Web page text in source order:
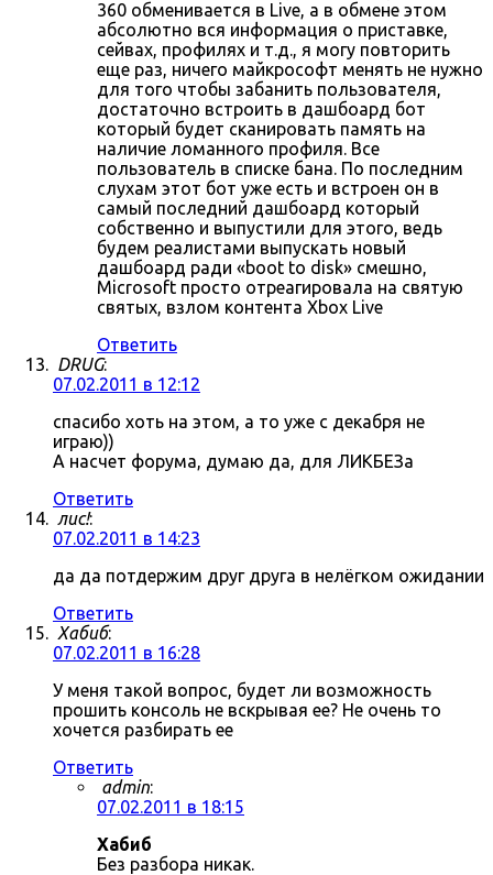
360 обменивается в Live, а в обмене этом
абсолютно вся информация о приставке,
сейвах, профилях и т.д., я могу повторить
еще раз, ничего майкрософт менять не нужно
для того чтобы забанить пользователя,
достаточно встроить в дашбоард бот
который будет сканировать память на
наличие ломанного профиля. Все
пользователь в списке бана. По последним
слухам этот бот уже есть и встроен он в
самый последний дашбоард который
собственно и выпустили для этого, ведь
будем реалистами выпускать новый
дашбоард ради «boot to disk» смешно,
Microsoft просто отреагировала на святую
святых, взлом контента Xbox Live
Ответить
DRUG:
07.02.2011 в 12:12
спасибо хоть на этом, а то уже с декабря не
играю))
А насчет форума, думаю да, для ЛИКБЕЗа
Ответить
лис!:
07.02.2011 в 14:23
да да потдержим друг друга в нелёгком ожидании
Ответить
Хабиб:
07.02.2011 в 16:28
У меня такой вопрос, будет ли возможность
прошить консоль не вскрывая ее? Не очень то
хочется разбирать ее
Ответить
admin:
07.02.2011 в 18:15
Хабиб
Без разбора никак.